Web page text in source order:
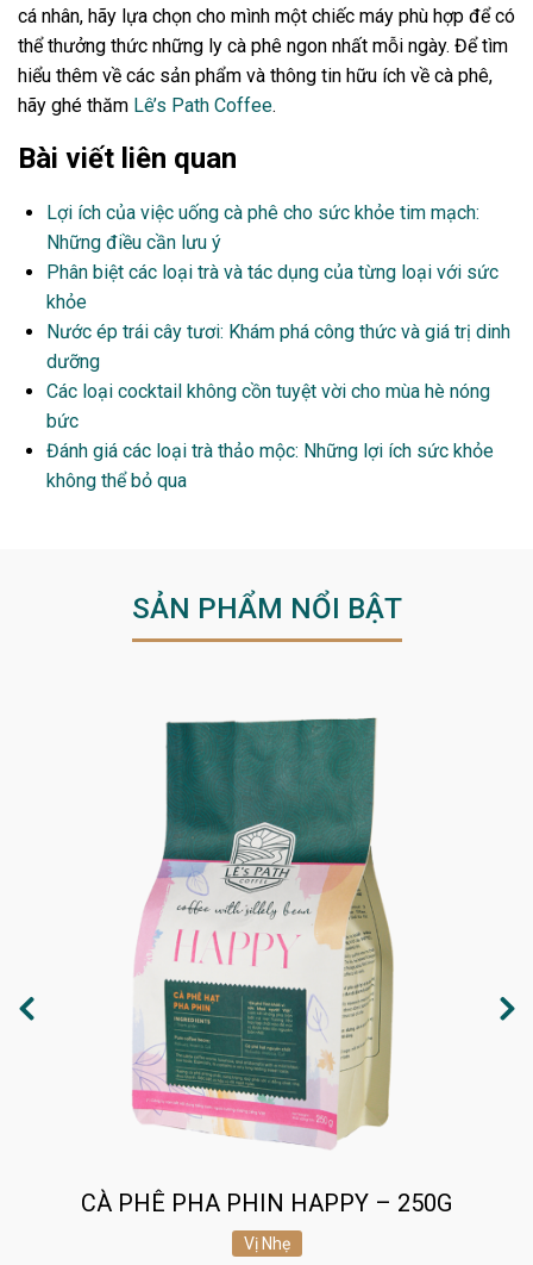
cá nhân, hãy lựa chọn cho mình một chiếc máy phù hợp để có
thể thưởng thức những ly cà phê ngon nhất mỗi ngày. Để tìm
hiểu thêm về các sản phẩm và thông tin hữu ích về cà phê,
hãy ghé thăm Lê’s Path Coffee.
Bài viết liên quan
Lợi ích của việc uống cà phê cho sức khỏe tim mạch:
Những điều cần lưu ý
Phân biệt các loại trà và tác dụng của từng loại với sức
khỏe
Nước ép trái cây tươi: Khám phá công thức và giá trị dinh
dưỡng
Các loại cocktail không cồn tuyệt vời cho mùa hè nóng
bức
Đánh giá các loại trà thảo mộc: Những lợi ích sức khỏe
không thể bỏ qua
SẢN PHẨM NỔI BẬT
CÀ PHÊ PHA PHIN HAPPY – 250G
Vị Nhẹ